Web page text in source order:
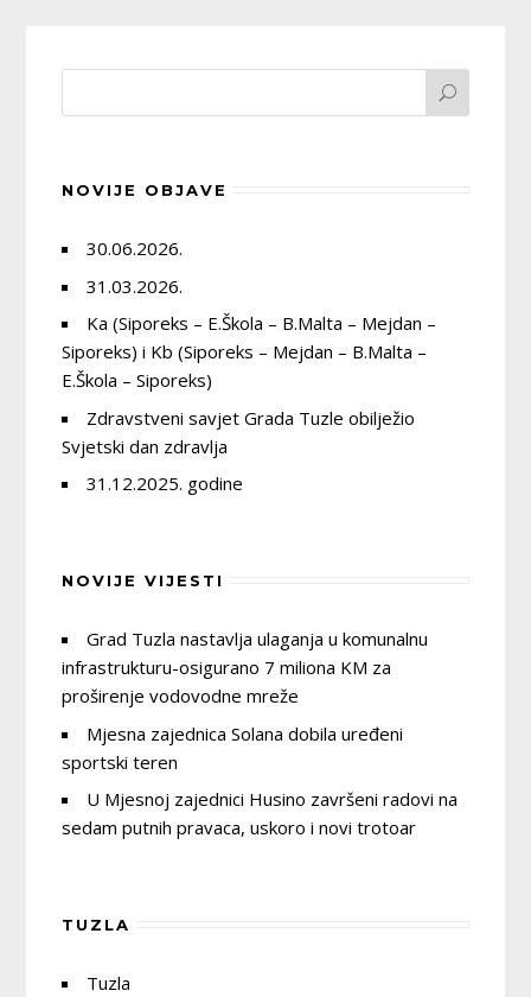
NOVIJE OBJAVE
30.06.2026.
31.03.2026.
Ka (Siporeks – E.Škola – B.Malta – Mejdan –
Siporeks) i Kb (Siporeks – Mejdan – B.Malta –
E.Škola – Siporeks)
Zdravstveni savjet Grada Tuzle obilježio
Svjetski dan zdravlja
31.12.2025. godine
NOVIJE VIJESTI
Grad Tuzla nastavlja ulaganja u komunalnu
infrastrukturu-osigurano 7 miliona KM za
proširenje vodovodne mreže
Mjesna zajednica Solana dobila uređeni
sportski teren
U Mjesnoj zajednici Husino završeni radovi na
sedam putnih pravaca, uskoro i novi trotoar
TUZLA
Tuzla